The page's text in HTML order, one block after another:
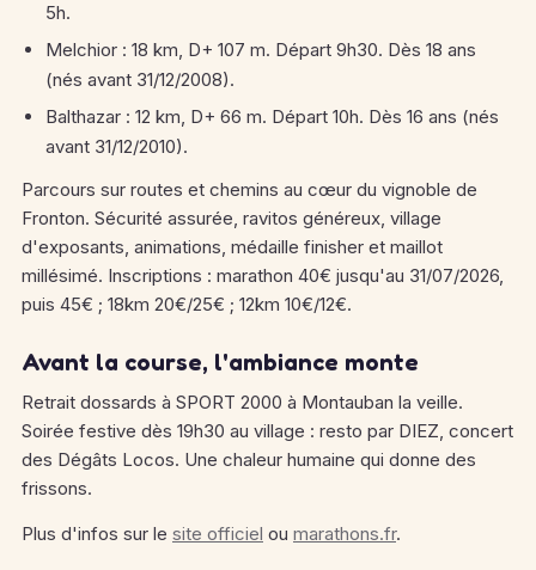
5h.
Melchior : 18 km, D+ 107 m. Départ 9h30. Dès 18 ans
(nés avant 31/12/2008).
Balthazar : 12 km, D+ 66 m. Départ 10h. Dès 16 ans (nés
avant 31/12/2010).
Parcours sur routes et chemins au cœur du vignoble de
Fronton. Sécurité assurée, ravitos généreux, village
d'exposants, animations, médaille finisher et maillot
millésimé. Inscriptions : marathon 40€ jusqu'au 31/07/2026,
puis 45€ ; 18km 20€/25€ ; 12km 10€/12€.
Avant la course, l'ambiance monte
Retrait dossards à SPORT 2000 à Montauban la veille.
Soirée festive dès 19h30 au village : resto par DIEZ, concert
des Dégâts Locos. Une chaleur humaine qui donne des
frissons.
Plus d'infos sur le site officiel ou marathons.fr.